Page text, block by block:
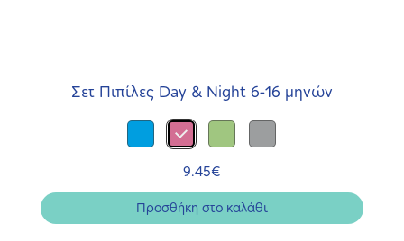
Σετ Πιπίλες Day & Night 6-16 μηνών
9.45€
Προσθήκη στο καλάθι